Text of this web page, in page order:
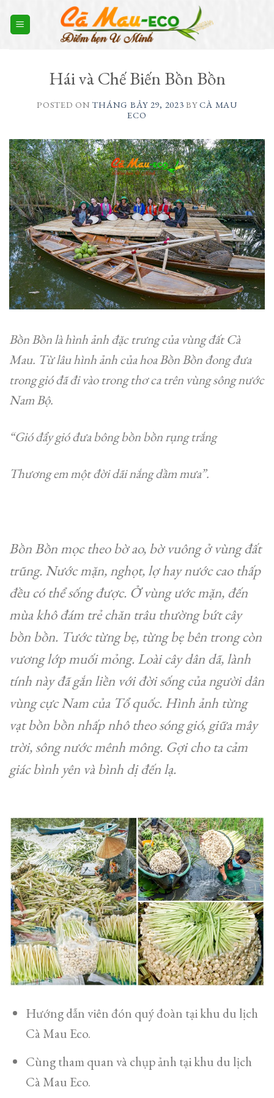
content
Hái và Chế Biến Bồn Bồn
POSTED ONTHÁNG BẢY 29, 2023 BYCÀ MAU
ECO
Bồn Bồn là hình ảnh đặc trưng của vùng đất Cà
Mau. Từ lâu hình ảnh của hoa Bồn Bồn đong đưa
trong gió đã đi vào trong thơ ca trên vùng sông nước
Nam Bộ.
“Gió đẩy gió đưa bông bồn bồn rụng trắng
Thương em một đời dãi nắng dầm mưa”.
Bồn Bồn mọc theo bờ ao, bờ vuông ở vùng đất
trũng. Nước mặn, nghọt, lợ hay nước cao thấp
đều có thể sống được. Ở vùng ước mặn, đến
mùa khô đám trẻ chăn trâu thường bứt cây
bồn bồn. Tước từng bẹ, từng bẹ bên trong còn
vương lớp muối mỏng. Loài cây dân dã, lành
tính này đã gắn liền với đời sống của người dân
vùng cực Nam của Tổ quốc. Hình ảnh từng
vạt bồn bồn nhấp nhô theo sóng gió, giữa mây
trời, sông nước mênh mông. Gợi cho ta cảm
giác bình yên và bình dị đến lạ.
Hướng dẫn viên đón quý đoàn tại khu du lịch
Cà Mau Eco.
Cùng tham quan và chụp ảnh tại khu du lịch
Cà Mau Eco.